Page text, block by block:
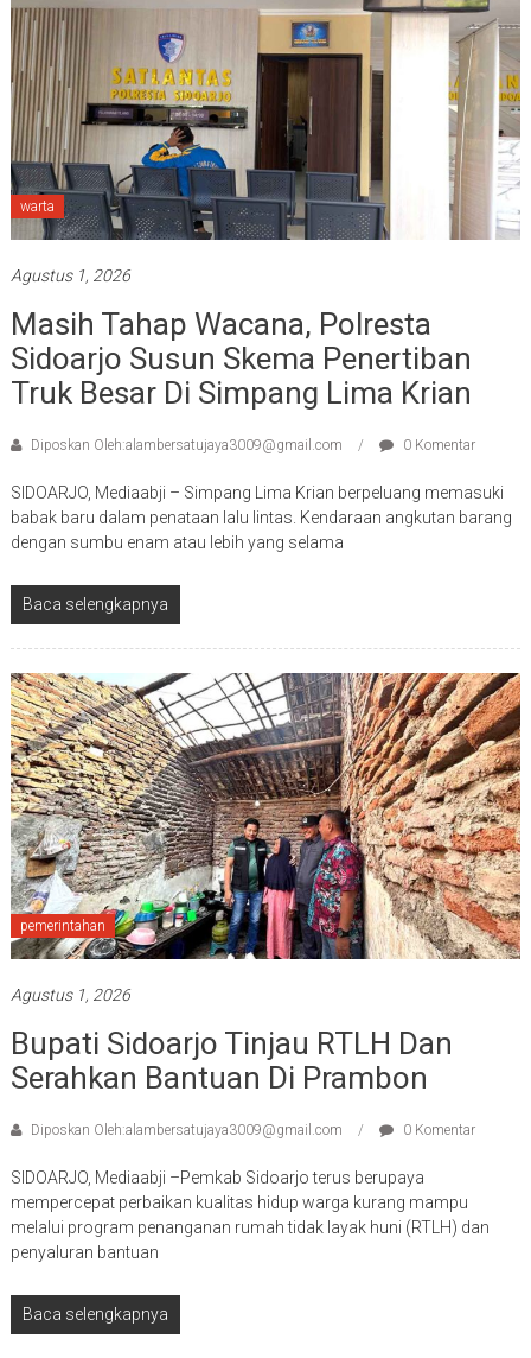
warta
Agustus 1, 2026
Masih Tahap Wacana, Polresta
Sidoarjo Susun Skema Penertiban
Truk Besar Di Simpang Lima Krian
Diposkan Oleh:alambersatujaya3009@gmail.com 0 Komentar
SIDOARJO, Mediaabji – Simpang Lima Krian berpeluang memasuki
babak baru dalam penataan lalu lintas. Kendaraan angkutan barang
dengan sumbu enam atau lebih yang selama
Baca selengkapnya
pemerintahan
Agustus 1, 2026
Bupati Sidoarjo Tinjau RTLH Dan
Serahkan Bantuan Di Prambon
Diposkan Oleh:alambersatujaya3009@gmail.com 0 Komentar
SIDOARJO, Mediaabji –Pemkab Sidoarjo terus berupaya
mempercepat perbaikan kualitas hidup warga kurang mampu
melalui program penanganan rumah tidak layak huni (RTLH) dan
penyaluran bantuan
Baca selengkapnya